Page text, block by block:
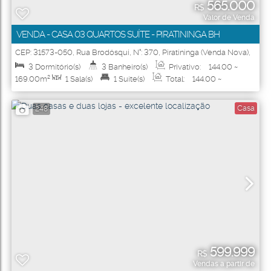
R$565.000
Valor de Venda
VENDA - CASA 03 QUARTOS SUÍTE - PIRATININGA BH
CEP: 31573-050, Rua Brodósqui, N°: 370, Piratininga (Venda Nova),
Belo Horizonte
Minas Gerais
3 Dormitório(s) 3 Banheiro(s) Privativo: 144.00 ~
169.00m² 1 Sala(s) 1 Suíte(s) Total: 144.00 ~
169.00m² 1 Vaga(s) Útil: 144.00~ 169.00m²
248 Casa
R$599.999
Vendas a partir de